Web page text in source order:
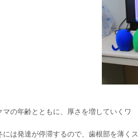
の年齢とともに、厚さを増していくワ
は発達が停滞するので、歯根部を薄くス